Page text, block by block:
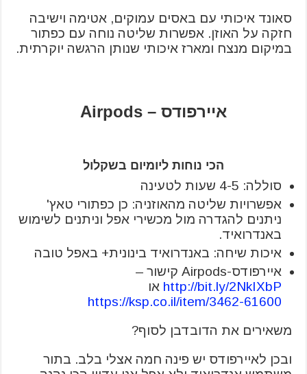
סאונד איכותי עם באסים עמוקים, אטימה וישיבה
חזקה על האוזן. אפשרות שליטה נוחה עם כפתור
במיקום מנצח ומארז איכותי שנותן הרגשה יוקרתית.
איירפודס – Airpods
הכי נוחות ליומיום בשקלול
סוללה: 4-5 שעות לטעינה
אפשרויות שליטה מהאוזניה: כן כפתורי טאץ'
ניתנים להגדרה מול מכשירי אפל וניתנים לשימוש
באנדרואיד.
איכות שיחה: באנדרואיד בינונית+ באפל טובה
איירפודס-Airpods קישור –
http://bit.ly/2NkIXbP או
https://ksp.co.il/item/3462-61600
משאירים את הדובדבן לסוף?
ובכן לאיירפודס יש פינה חמה אצלי בלב. בתור